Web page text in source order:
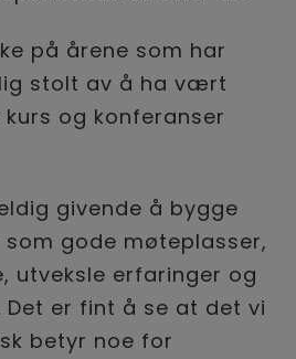
på årene som har
stolt av å ha vært
og konferanser
givende å bygge
gode møteplasser,
utveksle erfaringer og
er fint å se at det vi
betyr noe for